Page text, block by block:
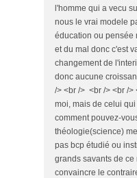
l'homme qui a vecu
nous le vrai modele
éducation ou pensée
et du mal donc c'est
changement de
donc aucune
/> <br /> <br /> <br />
moi, mais de celui
comment pouvez-
théologie(science)
pas bcp étudié ou
grands savants de
convaincre le